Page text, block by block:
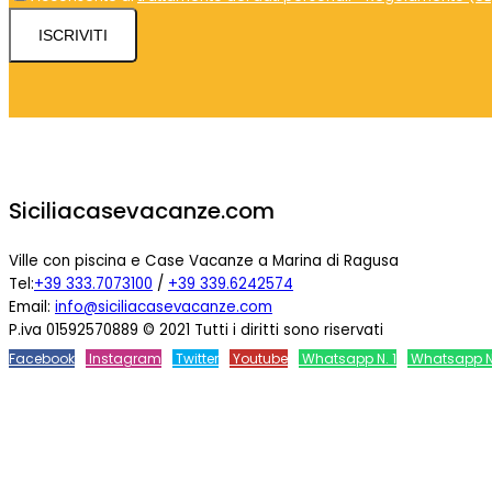
ISCRIVITI
Siciliacasevacanze.com
Ville con piscina e Case Vacanze a Marina di Ragusa
Tel:+39 333.7073100 / +39 339.6242574
Email: info@siciliacasevacanze.com
P.iva 01592570889 © 2021 Tutti i diritti sono riservati
Facebook Instagram Twitter Youtube Whatsapp N. 1 Whatsapp